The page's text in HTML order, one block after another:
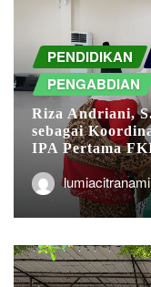
PENDIDIKAN
PENGABDIAN
Riza Andriani,
sebagai
IPA Pertama
lumiacitranami